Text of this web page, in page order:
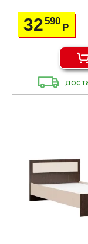
32590
Р